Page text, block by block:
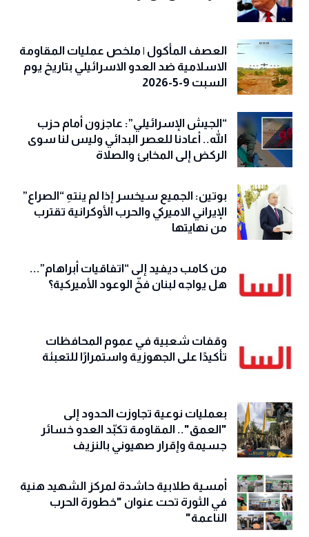
العصف المأكول | ملخص عمليات المقاومة
الاسلامية ضد العدو الاسرائيلي بتاريخ يوم
السبت 9-5-2026
“الجيش الإسرائيلي”: عاجزون أمام حزب
الله.. أعادنا للعصر البدائي وليس لنا سوى
الركض إلى المخابئ والصلاة
بوتين: الجميع سيخسر إذا لم ينتهِ “الصراع”
الإيراني الاميركي والحرب الأوكرانية تقترب
من نهايتها
من كامب ديفيد إلى “اتفاقيات أبراهام”...
هل يواجه لبنان فخّ الوعود الأميركية؟
وقفات شعبية في عموم المحافظات
تأكيدًا على الجهوزية واستمرارًا للتعبئة
بعمليات نوعية تجاوزت الحدود إلى
"العمق".. المقاومة تكبّد العدو خسائر
جسيمة وإقرار صهيوني بالنزيف
أمسية طلابية حاشدة لمركز الشهيد هنية
في الثورة تحت عنوان "خطورة الحرب
الناعمة"